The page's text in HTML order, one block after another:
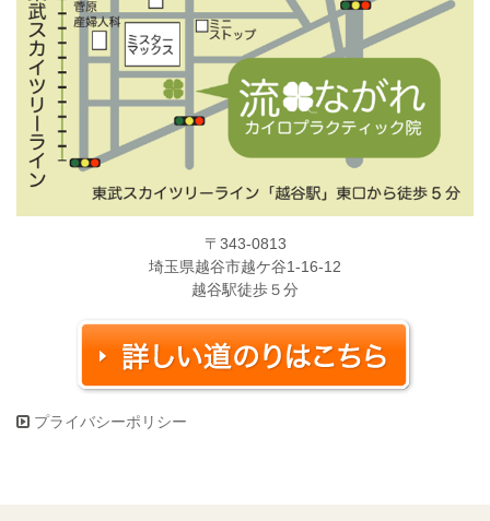
〒343-0813
埼玉県越谷市越ケ谷1-16-12
越谷駅徒歩５分
プライバシーポリシー